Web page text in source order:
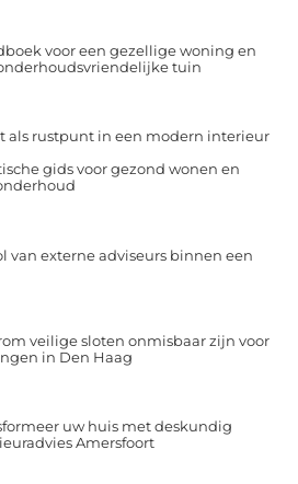
voor een gezellige woning en
tuin
als rustpunt in een modern interieur
gids voor gezond wonen en
van externe adviseurs binnen een
veilige sloten onmisbaar zijn voor
in Den Haag
uw huis met deskundig
Amersfoort